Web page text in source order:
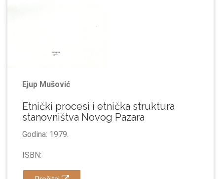
Ejup Mušović
Etnički procesi i etničkа strukturа
stаnovništvа Novog Pаzаrа
Godina: 1979.
ISBN: